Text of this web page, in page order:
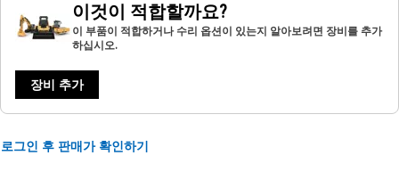
이것이 적합할까요?
이 부품이 적합하거나 수리 옵션이 있는지 알아보려면 장비를 추가
하십시오.
장비 추가
로그인 후 판매가 확인하기